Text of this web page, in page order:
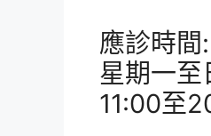
應診時間:
星期一至
11:00至